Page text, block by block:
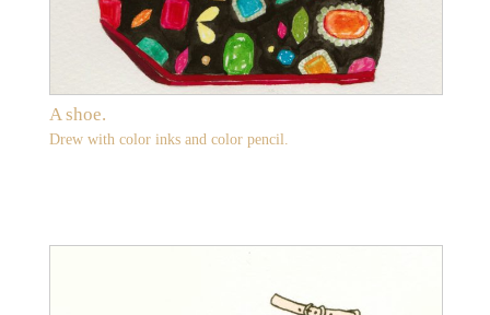
A shoe.
Drew with color inks and color pencil.